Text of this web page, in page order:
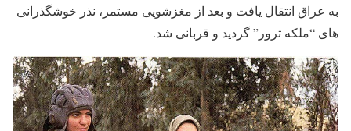
به عراق انتقال یافت و بعد از مغزشویی مستمر، نذر خوشگذرانی
های “ملکه ترور” گردید و قربانی شد.